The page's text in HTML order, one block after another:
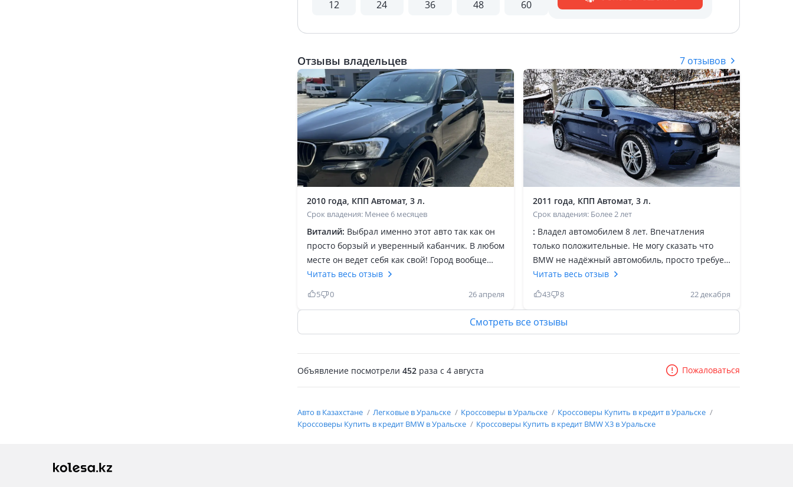
12
24 36 48 60
Отзывы владельцев 7 отзывов
2010 года, КПП Автомат, 3 л.
Срок владения: Менее 6 месяцев
Виталий: Выбрал именно этот авто так как он
просто борзый и уверенный кабанчик. В любом
месте он ведет себя как свой! Город вообще
хозяин, на трассе хулиган, по бездорожью не
уступает даже Субару (владел данным авто до
него, покупал новым в салоне, не воткнул
вообще из-за дороговизны в обслуживании и
цене) То обслуживание по замене масла и всех
ухаживать за своим любимцем и он тебя отдаст
свою любовь по полной! Конечно сейчас кто-то
как говорится!
Читать весь отзыв
5 0 26 апреля
2011 года, КПП Автомат, 3 л.
Срок владения: Более 2 лет
: Владел автомобилем 8 лет. Впечатления
только положительные. Не могу сказать что
BMW не надёжный автомобиль, просто требует
более качественного и своевременного
обслуживания. Конечно это не Тойота, которую
можно на колени положить, а потом приехать
чуть выше среднего, но зато гарантия
производителя. В целом автомобиль очень
удачных покупок.
Читать весь отзыв
43 8 22 декабря
Смотреть все отзывы
Объявление посмотрели 452 раза c 4 августа Пожаловаться
Авто в Казахстане Легковые в Уральске Кроссоверы в Уральске
Кроссоверы Купить в кредит в Уральске
Кроссоверы Купить в кредит BMW в Уральске
Кроссоверы Купить в кредит BMW X3 в Уральске